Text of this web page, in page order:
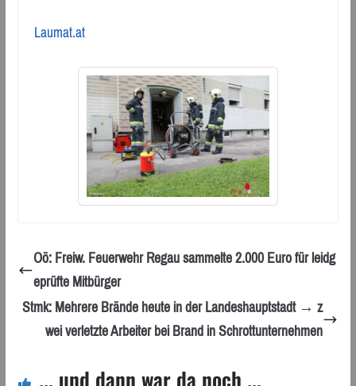
Laumat.at
Oö: Freiw. Feuerwehr Regau sammelte 2.000 Euro für leidg
eprüfte Mitbürger
Stmk: Mehrere Brände heute in der Landeshauptstadt → z
wei verletzte Arbeiter bei Brand in Schrottunternehmen
... und dann war da noch ...